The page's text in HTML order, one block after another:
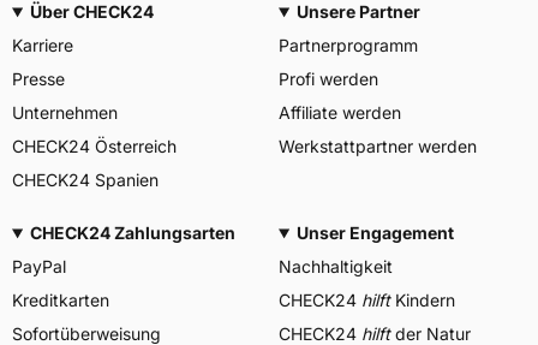
Über CHECK24
Karriere
Presse
Unternehmen
CHECK24 Österreich
CHECK24 Spanien
Unsere Partner
Partnerprogramm
Profi werden
Affiliate werden
Werkstattpartner werden
CHECK24 Zahlungsarten
PayPal
Kreditkarten
Sofortüberweisung
Unser Engagement
Nachhaltigkeit
CHECK24 hilftKindern
CHECK24 hilftder Natur